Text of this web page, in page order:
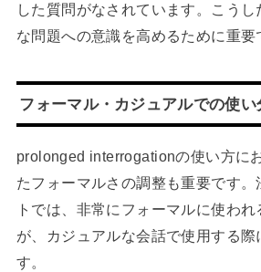
した質問がなされています。こう
な問題への意識を高めるために重要
フォーマル・カジュアルでの使い
prolonged interrogationの使い方に
たフォーマルさの調整も重要です
トでは、非常にフォーマルに使わ
が、カジュアルな会話で使用する
す。